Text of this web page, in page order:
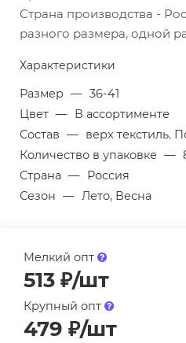
Страна производства -
разного размера, одной
Характеристики
Размер — 36-41
Цвет — В ассортименте
Состав — верх текстиль.
Количество в упаковке —
Страна — Россия
Сезон — Лето, Весна
Мелкий опт
513 ₽/шт
Крупный опт
479 ₽/шт